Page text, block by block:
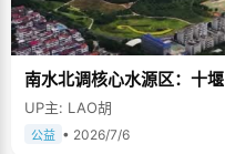
南水北调核心水源区：十堰
UP主: LAO胡
公益 • 2026/7/6